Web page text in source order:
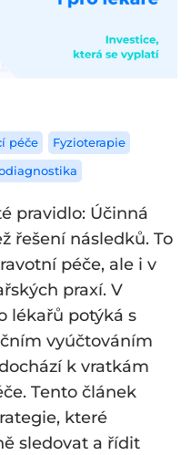
péče
Fyzioterapie
pravidlo: Účinná
řešení následků. To
péče, ale i v
praxí. V
lékařů potýká s
vyúčtováním
k vratkám
Tento článek
které
sledovat a řídit